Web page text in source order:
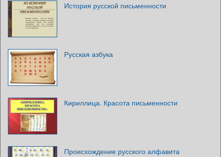
История русской письменности
Русская азбука
Кириллица. Красота письменности
Происхождение русского алфавита